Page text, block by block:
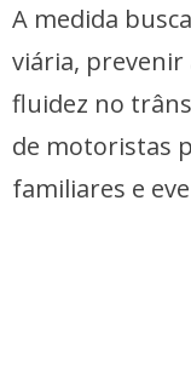
A medida
viária,
fluidez no
de motoristas
familiares e